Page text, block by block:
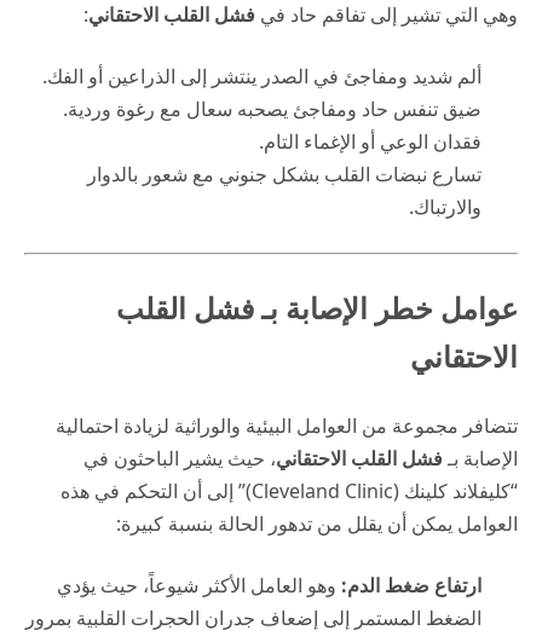
وهي التي تشير إلى تفاقم حاد في فشل القلب الاحتقاني:
ألم شديد ومفاجئ في الصدر ينتشر إلى الذراعين أو الفك.
ضيق تنفس حاد ومفاجئ يصحبه سعال مع رغوة وردية.
فقدان الوعي أو الإغماء التام.
تسارع نبضات القلب بشكل جنوني مع شعور بالدوار
والارتباك.
عوامل خطر الإصابة بـ فشل القلب
الاحتقاني
تتضافر مجموعة من العوامل البيئية والوراثية لزيادة احتمالية
الإصابة بـفشل القلب الاحتقاني، حيث يشير الباحثون في
“كليفلاند كلينك (Cleveland Clinic)” إلى أن التحكم في هذه
العوامل يمكن أن يقلل من تدهور الحالة بنسبة كبيرة:
ارتفاع ضغط الدم: وهو العامل الأكثر شيوعاً، حيث يؤدي
الضغط المستمر إلى إضعاف جدران الحجرات القلبية بمرور